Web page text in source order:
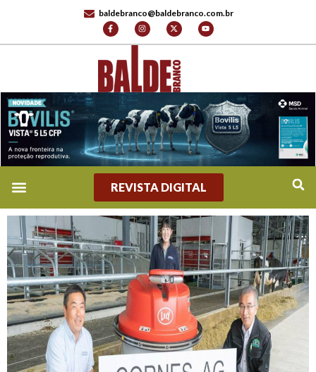
baldebranco@baldebranco.com.br
REVISTA DIGITAL